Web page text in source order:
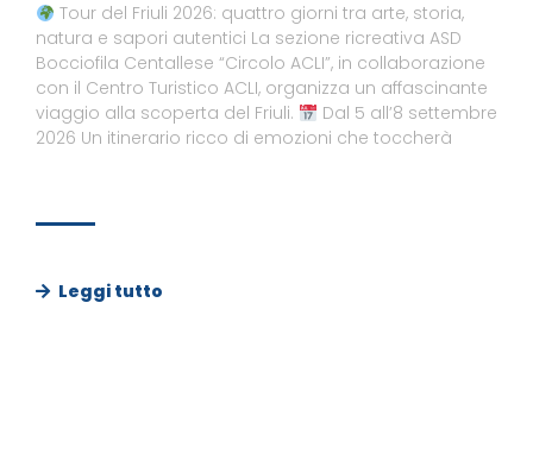
Tour del Friuli 2026: quattro giorni tra arte, storia,
natura e sapori autentici La sezione ricreativa ASD
Bocciofila Centallese “Circolo ACLI”, in collaborazione
con il Centro Turistico ACLI, organizza un affascinante
viaggio alla scoperta del Friuli.
Dal 5 all’8 settembre
2026 Un itinerario ricco di emozioni che toccherà
Leggi tutto